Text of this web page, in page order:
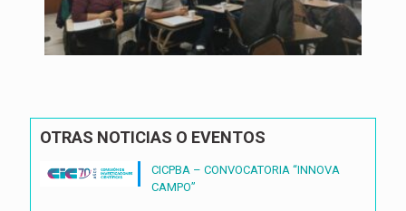
OTRAS NOTICIAS O EVENTOS
CICPBA – CONVOCATORIA “INNOVA
CAMPO”